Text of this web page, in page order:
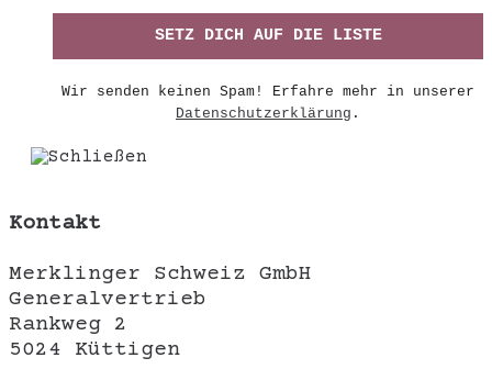
Wir senden keinen Spam! Erfahre mehr in unserer
Datenschutzerklärung .
Kontakt
Merklinger Schweiz GmbH
Generalvertrieb
Rankweg 2
5024 Küttigen